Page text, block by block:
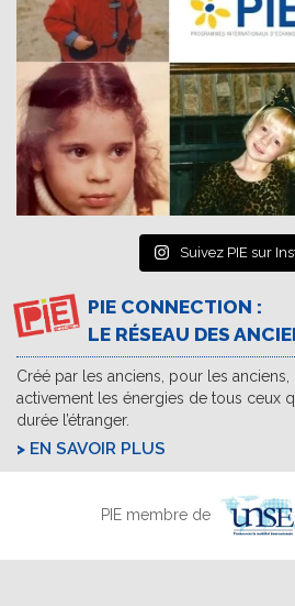
Suivez PIE sur
PIE CONNECTION :
LE RÉSEAU DES
Créé par les anciens, pour les
activement les énergies de tous ceux
durée l’étranger.
EN SAVOIR PLUS
PIE membre de